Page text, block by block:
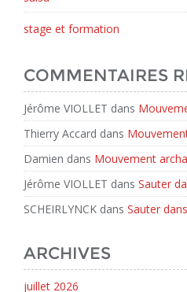
stage et formation
COMMENTAIRES
Jérôme VIOLLET dans
Thierry Accard dans
Damien dans Mouvement
Jérôme VIOLLET dans Sauter
SCHEIRLYNCK dans Sauter
ARCHIVES
juillet 2026